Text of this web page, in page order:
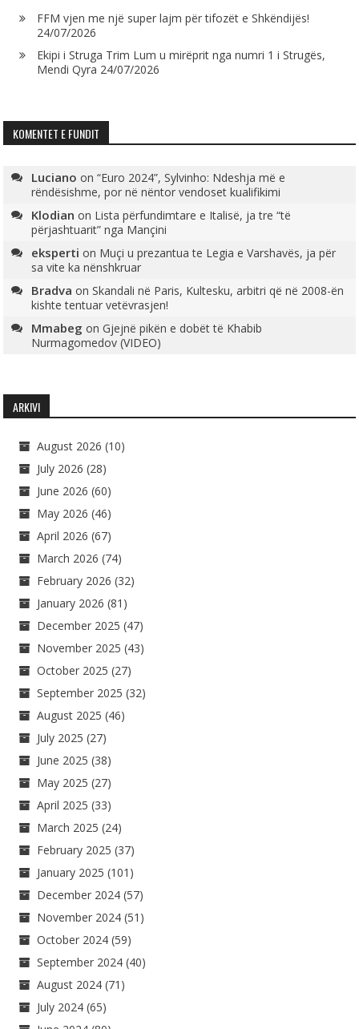
FFM vjen me një super lajm për tifozët e Shkëndijës!
24/07/2026
Ekipi i Struga Trim Lum u mirëprit nga numri 1 i Strugës,
Mendi Qyra 24/07/2026
KOMENTET E FUNDIT
Luciano on“Euro 2024”, Sylvinho: Ndeshja më e
rëndësishme, por në nëntor vendoset kualifikimi
Klodian on Lista përfundimtare e Italisë, ja tre “të
përjashtuarit” nga Mançini
eksperti on Muçi u prezantua te Legia e Varshavës, ja për
sa vite ka nënshkruar
Bradva onSkandali në Paris, Kultesku, arbitri që në 2008-ën
kishte tentuar vetëvrasjen!
Mmabeg onGjejnë pikën e dobët të Khabib
Nurmagomedov (VIDEO)
ARKIVI
August 2026 (10)
July 2026 (28)
June 2026 (60)
May 2026 (46)
April 2026 (67)
March 2026 (74)
February 2026 (32)
January 2026 (81)
December 2025 (47)
November 2025 (43)
October 2025 (27)
September 2025 (32)
August 2025 (46)
July 2025 (27)
June 2025 (38)
May 2025 (27)
April 2025 (33)
March 2025 (24)
February 2025 (37)
January 2025 (101)
December 2024 (57)
November 2024 (51)
October 2024 (59)
September 2024 (40)
August 2024 (71)
July 2024 (65)